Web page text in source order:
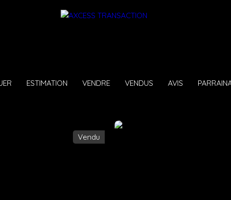
ESTIMATION VENDRE VENDUS AVIS
Vendu